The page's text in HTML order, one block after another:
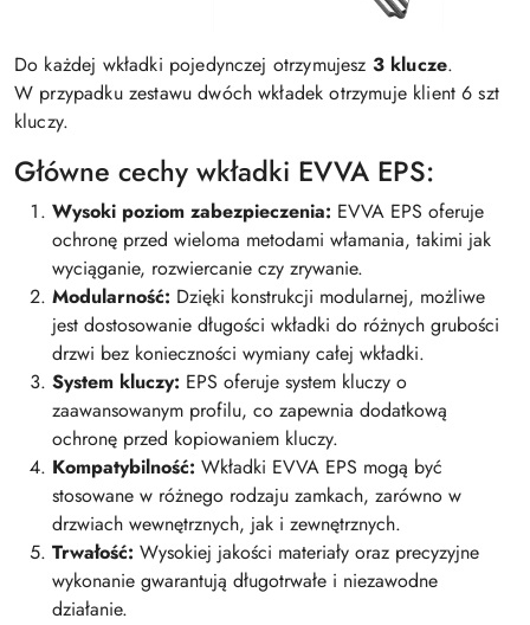
Do każdej wkładki pojedynczej otrzymujesz 3 klucze.
W przypadku zestawu dwóch wkładek otrzymuje klient 6 szt
kluczy.
Główne cechy wkładki EVVA EPS:
Wysoki poziom zabezpieczenia: EVVA EPS oferuje
ochronę przed wieloma metodami włamania, takimi jak
wyciąganie, rozwiercanie czy zrywanie.
Modularność: Dzięki konstrukcji modularnej, możliwe
jest dostosowanie długości wkładki do różnych grubości
drzwi bez konieczności wymiany całej wkładki.
System kluczy: EPS oferuje system kluczy o
zaawansowanym profilu, co zapewnia dodatkową
ochronę przed kopiowaniem kluczy.
Kompatybilność: Wkładki EVVA EPS mogą być
stosowane w różnego rodzaju zamkach, zarówno w
drzwiach wewnętrznych, jak i zewnętrznych.
Trwałość: Wysokiej jakości materiały oraz precyzyjne
wykonanie gwarantują długotrwałe i niezawodne
działanie.